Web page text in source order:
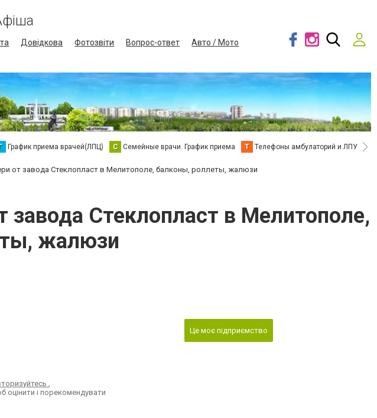
Довідкова Фотозвіти Вопрос-ответ
Авто / Мото
График приема врачей(ЛПЦ) С Семейные врачи. График приема Т Телефоны амбулаторий и ЛПУ В
от завода Стеклопласт в Мелитополе, балконы, роллеты, жалюзи
завода Стеклопласт в Мелитополе,
жалюзи
,
оцінити і порекомендувати
Це моє підприємство